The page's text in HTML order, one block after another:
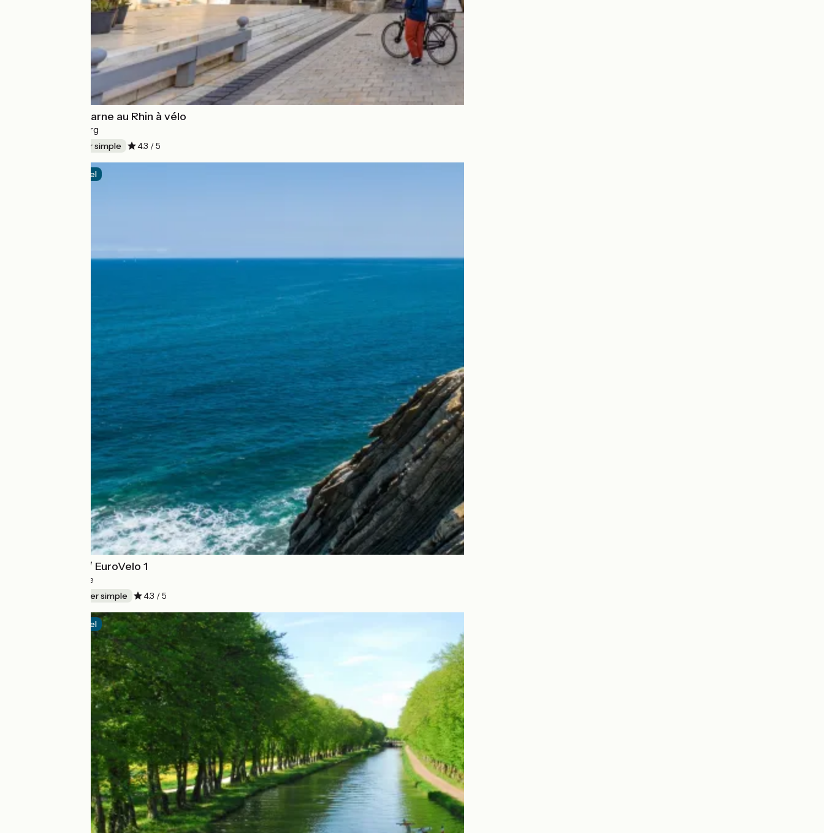
Le canal de la Marne au Rhin à vélo
Nancy > Strasbourg
Aller simple 4.3 / 5
Itinéraire officiel
La Vélodyssée / EuroVelo 1
Roscoff > Hendaye
Aller simple 4.3 / 5
Itinéraire officiel